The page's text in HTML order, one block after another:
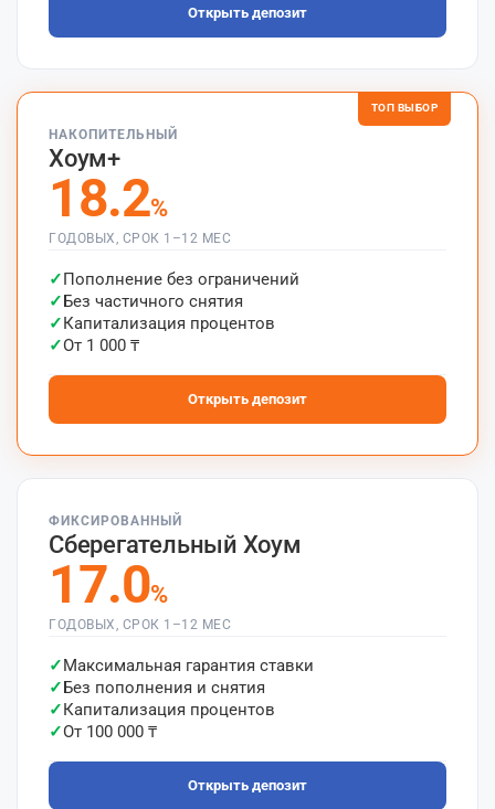
Открыть депозит
ТОП ВЫБОР
НАКОПИТЕЛЬНЫЙ
Хоум+
18.2%
ГОДОВЫХ, СРОК 1–12 МЕС
Пополнение без ограничений
Без частичного снятия
Капитализация процентов
От 1 000 ₸
Открыть депозит
ФИКСИРОВАННЫЙ
Сберегательный Хоум
17.0%
ГОДОВЫХ, СРОК 1–12 МЕС
Максимальная гарантия ставки
Без пополнения и снятия
Капитализация процентов
От 100 000 ₸
Открыть депозит